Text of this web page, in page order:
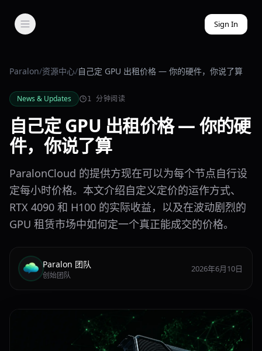
Sign In
Paralon/资源中心/自己定 GPU 出租价格 — 你的硬件，你说了算
News & Updates 1 分钟阅读
自己定 GPU 出租价格 — 你的硬
件，你说了算
ParalonCloud 的提供方现在可以为每个节点自行设
定每小时价格。本文介绍自定义定价的运作方式、
RTX 4090 和 H100 的实际收益，以及在波动剧烈的
GPU 租赁市场中如何定一个真正能成交的价格。
Paralon 团队
创始团队
2026年6月10日